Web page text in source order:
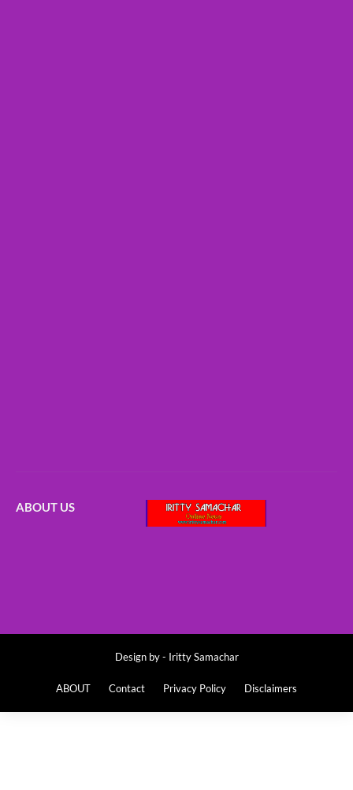
ABOUT US
Design by - Iritty Samachar
ABOUT Contact Privacy Policy Disclaimers